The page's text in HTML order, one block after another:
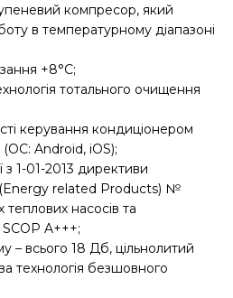
компресор, який
в температурному діапазоні
+8°C;
тотального очищення
керування кондиціонером
Android, iOS);
з 1-01-2013 директиви
related Products) №
насосів та
A+++;
– всього 18 Дб, цільнолитий
технологія безшовного